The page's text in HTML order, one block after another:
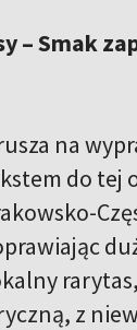
– Smak
na
do tej
z